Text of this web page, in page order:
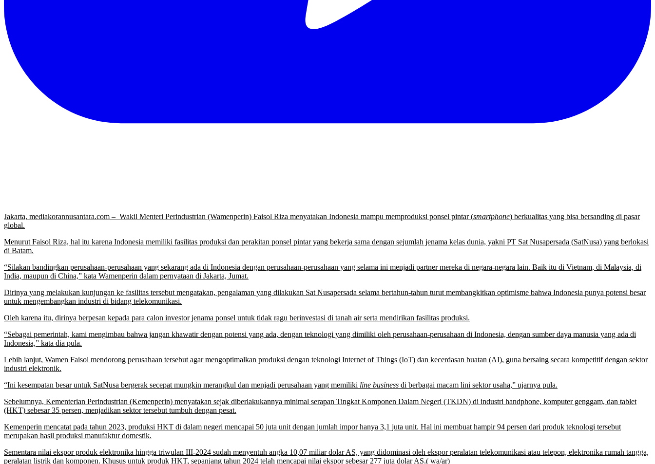
Jakarta, mediakorannusantara.com – Wakil Menteri Perindustrian (Wamenperin) Faisol Riza menyatakan Indonesia mampu memproduksi ponsel pintar (smartphone) berkualitas yang bisa bersanding di pasar
global.
Menurut Faisol Riza, hal itu karena Indonesia memiliki fasilitas produksi dan perakitan ponsel pintar yang bekerja sama dengan sejumlah jenama kelas dunia, yakni PT Sat Nusapersada (SatNusa) yang berlokasi
di Batam.
“Silakan bandingkan perusahaan-perusahaan yang sekarang ada di Indonesia dengan perusahaan-perusahaan yang selama ini menjadi partner mereka di negara-negara lain. Baik itu di Vietnam, di Malaysia, di
India, maupun di China,” kata Wamenperin dalam pernyataan di Jakarta, Jumat.
Dirinya yang melakukan kunjungan ke fasilitas tersebut mengatakan, pengalaman yang dilakukan Sat Nusapersada selama bertahun-tahun turut membangkitkan optimisme bahwa Indonesia punya potensi besar
untuk mengembangkan industri di bidang telekomunikasi.
Oleh karena itu, dirinya berpesan kepada para calon investor jenama ponsel untuk tidak ragu berinvestasi di tanah air serta mendirikan fasilitas produksi.
“Sebagai pemerintah, kami mengimbau bahwa jangan khawatir dengan potensi yang ada, dengan teknologi yang dimiliki oleh perusahaan-perusahaan di Indonesia, dengan sumber daya manusia yang ada di
Indonesia,” kata dia pula.
Lebih lanjut, Wamen Faisol mendorong perusahaan tersebut agar mengoptimalkan produksi dengan teknologi Internet of Things (IoT) dan kecerdasan buatan (AI), guna bersaing secara kompetitif dengan sektor
industri elektronik.
“Ini kesempatan besar untuk SatNusa bergerak secepat mungkin merangkul dan menjadi perusahaan yang memiliki line business di berbagai macam lini sektor usaha,” ujarnya pula.
Sebelumnya, Kementerian Perindustrian (Kemenperin) menyatakan sejak diberlakukannya minimal serapan Tingkat Komponen Dalam Negeri (TKDN) di industri handphone, komputer genggam, dan tablet
(HKT) sebesar 35 persen, menjadikan sektor tersebut tumbuh dengan pesat.
Kemenperin mencatat pada tahun 2023, produksi HKT di dalam negeri mencapai 50 juta unit dengan jumlah impor hanya 3,1 juta unit. Hal ini membuat hampir 94 persen dari produk teknologi tersebut
merupakan hasil produksi manufaktur domestik.
Sementara nilai ekspor produk elektronika hingga triwulan III-2024 sudah menyentuh angka 10,07 miliar dolar AS, yang didominasi oleh ekspor peralatan telekomunikasi atau telepon, elektronika rumah tangga,
peralatan listrik dan komponen. Khusus untuk produk HKT, sepanjang tahun 2024 telah mencapai nilai ekspor sebesar 277 juta dolar AS.( wa/ar)